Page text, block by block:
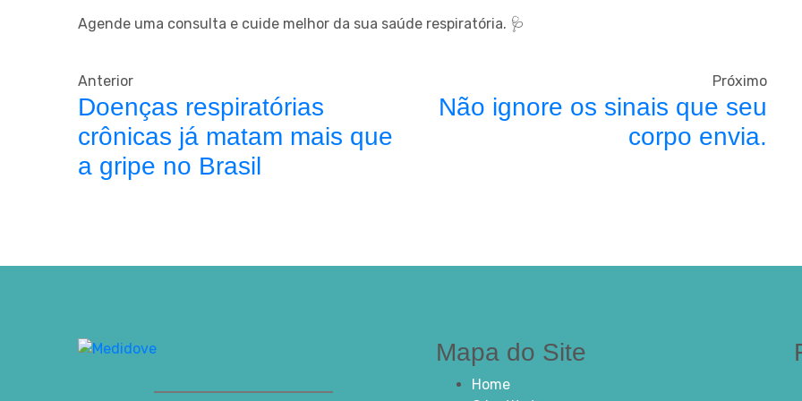
Agende uma consulta e cuide melhor da sua saúde respiratória. 🩺
Anterior
Doenças respiratórias
crônicas já matam mais que
a gripe no Brasil
Próximo
Não ignore os sinais que seu
corpo envia.
Mapa do Site
Home